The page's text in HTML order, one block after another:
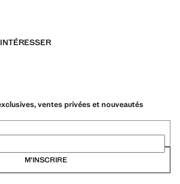
ventes privées et nouveautés
M’INSCRIRE